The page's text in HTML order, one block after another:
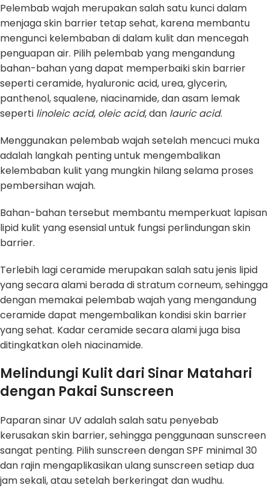
Pelembab wajah merupakan salah satu kunci dalam
menjaga skin barrier tetap sehat, karena membantu
mengunci kelembaban di dalam kulit dan mencegah
penguapan air. Pilih pelembab yang mengandung
bahan-bahan yang dapat memperbaiki skin barrier
seperti ceramide, hyaluronic acid, urea, glycerin,
panthenol, squalene, niacinamide, dan asam lemak
seperti linoleic acid, oleic acid, dan lauric acid.
Menggunakan pelembab wajah setelah mencuci muka
adalah langkah penting untuk mengembalikan
kelembaban kulit yang mungkin hilang selama proses
pembersihan wajah.
Bahan-bahan tersebut membantu memperkuat lapisan
lipid kulit yang esensial untuk fungsi perlindungan skin
barrier.
Terlebih lagi ceramide merupakan salah satu jenis lipid
yang secara alami berada di stratum corneum, sehingga
dengan memakai pelembab wajah yang mengandung
ceramide dapat mengembalikan kondisi skin barrier
yang sehat. Kadar ceramide secara alami juga bisa
ditingkatkan oleh niacinamide.
Melindungi Kulit dari Sinar Matahari
dengan Pakai Sunscreen
Paparan sinar UV adalah salah satu penyebab
kerusakan skin barrier, sehingga penggunaan sunscreen
sangat penting. Pilih sunscreen dengan SPF minimal 30
dan rajin mengaplikasikan ulang sunscreen setiap dua
jam sekali, atau setelah berkeringat dan wudhu.